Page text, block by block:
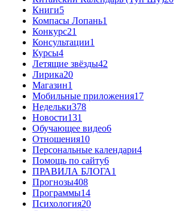
Книги5
Компасы Лопань1
Конкурс21
Консультации1
Курсы4
Летящие звёзды42
Лирика20
Магазин1
Мобильные приложения17
Недельки378
Новости131
Обучающее видео6
Отношения10
Персональные календари4
Помощь по сайту6
ПРАВИЛА БЛОГА1
Прогнозы408
Программы14
Психология20